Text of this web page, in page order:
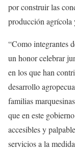
por construir las
producción agrícola
“Como integrantes
un honor celebrar
en los que han
desarrollo
familias
que en este
accesibles y
servicios a la